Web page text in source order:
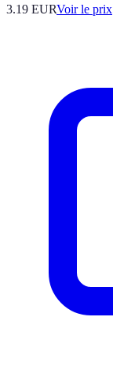
3.19 EURVoir le prix